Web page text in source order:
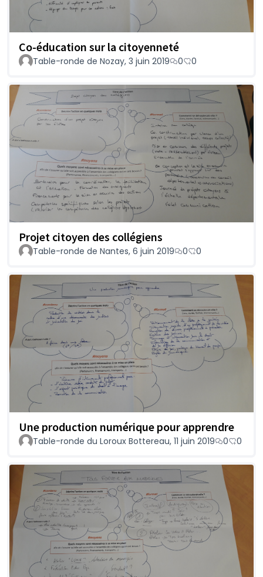
Co-éducation sur la citoyenneté
Table-ronde de Nozay, 3 juin 2019 0 0
Projet citoyen des collégiens
Table-ronde de Nantes, 6 juin 2019 0 0
Une production numérique pour apprendre
Table-ronde du Loroux Bottereau, 11 juin 2019 0 0